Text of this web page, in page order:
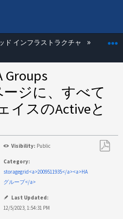
展開/折りたたむ
ド インフラストラクチャ
Groups
ージに、すべて
イスのActiveと
Visibility: Public
Category:
storagegrid<a>2009511935</a><a>HA
グループ</a>
Last Updated:
12/5/2023, 1:54:31 PM